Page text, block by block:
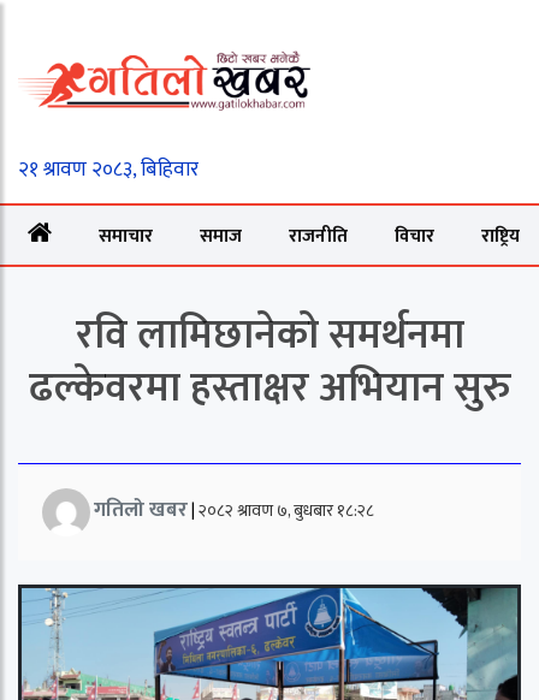
समाचार समाज राजनीति विचार राष्ट्रिय
रवि लामिछानेको समर्थनमा
ढल्केवरमा हस्ताक्षर अभियान सुरु
गतिलो खबर|२०८२ श्रावण ७, बुधबार १८:२८